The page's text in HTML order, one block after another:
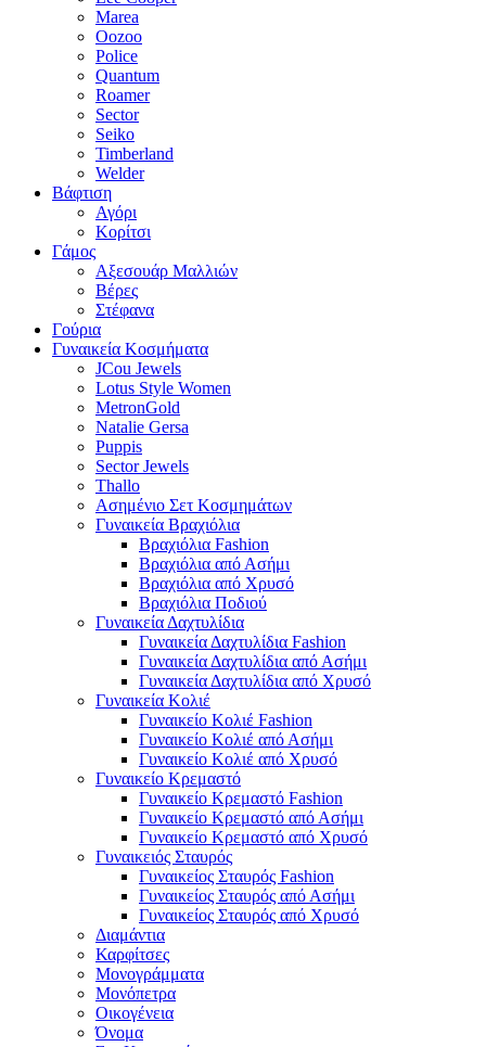
Marea
Oozoo
Police
Quantum
Roamer
Sector
Seiko
Timberland
Welder
Βάφτιση
Αγόρι
Κορίτσι
Γάμος
Αξεσουάρ Μαλλιών
Βέρες
Στέφανα
Γούρια
Γυναικεία Κοσμήματα
JCou Jewels
Lotus Style Women
MetronGold
Natalie Gersa
Puppis
Sector Jewels
Thallo
Ασημένιο Σετ Κοσμημάτων
Γυναικεία Βραχιόλια
Βραχιόλια Fashion
Βραχιόλια από Ασήμι
Βραχιόλια από Χρυσό
Βραχιόλια Ποδιού
Γυναικεία Δαχτυλίδια
Γυναικεία Δαχτυλίδια Fashion
Γυναικεία Δαχτυλίδια από Ασήμι
Γυναικεία Δαχτυλίδια από Χρυσό
Γυναικεία Κολιέ
Γυναικείο Κολιέ Fashion
Γυναικείο Κολιέ από Ασήμι
Γυναικείο Κολιέ από Χρυσό
Γυναικείο Κρεμαστό
Γυναικείο Κρεμαστό Fashion
Γυναικείο Κρεμαστό από Ασήμι
Γυναικείο Κρεμαστό από Χρυσό
Γυναικειός Σταυρός
Γυναικείος Σταυρός Fashion
Γυναικείος Σταυρός από Ασήμι
Γυναικείος Σταυρός από Χρυσό
Διαμάντια
Καρφίτσες
Μονογράμματα
Μονόπετρα
Οικογένεια
Όνομα